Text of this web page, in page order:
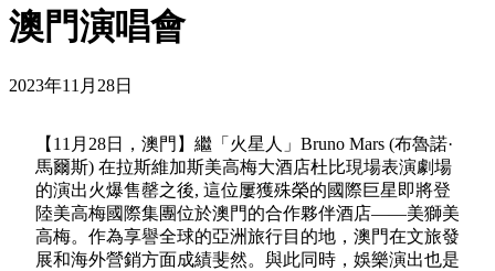
澳門演唱會
2023年11月28日
【11月28日，澳門】繼「火星人」Bruno Mars (布魯諾·
馬爾斯) 在拉斯維加斯美高梅大酒店杜比現場表演劇場
的演出火爆售罄之後, 這位屢獲殊榮的國際巨星即將登
陸美高梅國際集團位於澳門的合作夥伴酒店——美獅美
高梅。作為享譽全球的亞洲旅行目的地，澳門在文旅發
展和海外營銷方面成績斐然。與此同時，娛樂演出也是